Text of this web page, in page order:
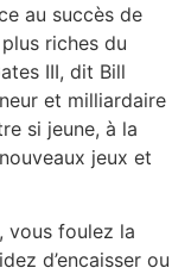
au succès de
riches du
III, dit Bill
et milliardaire
si jeune, à la
jeux et
vous foulez la
d’encaisser ou